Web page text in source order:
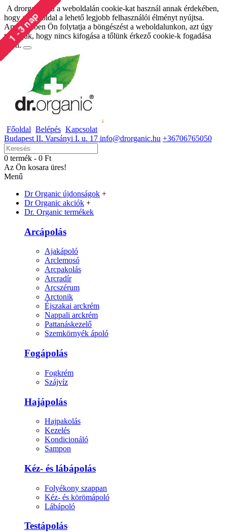
A drorganic.hu a weboldalán cookie-kat használ annak érdekében,
hogy a weboldal a lehető legjobb felhasználói élményt nyújtsa.
Amennyiben Ön folytatja a böngészést a weboldalunkon, azt úgy
tekintjük, hogy nincs kifogása a tőlünk érkező cookie-k fogadása
ellen.
Főoldal Belépés Kapcsolat
Budapest II. Varsányi I. u. 17 info@drorganic.hu +36706765050
0 termék - 0 Ft
Az Ön kosara üres!
Menű
Dr Organic újdonságok +
Dr Organic akciók +
Dr. Organic termékek
Arcápolás
Ajakápoló
Arclemosó
Arcpakolás
Arcradír
Arcszérum
Arctonik
Éjszakai arckrém
Nappali arckrém
Pattanáskezelő
Szemkörnyék ápoló
Fogápolás
Fogkrém
Szájvíz
Hajápolás
Hajpakolás
Kezelés
Kondicionáló
Sampon
Kéz- és lábápolás
Folyékony szappan
Kéz- és körömápoló
Lábápoló
Testápolás